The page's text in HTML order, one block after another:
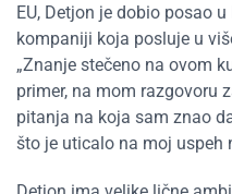
EU, Detjon je dobio posao
kompaniji koja posluje u
„Znanje stečeno na ovom
primer, na mom razgovoru
pitanja na koja sam znao
što je uticalo na moj uspeh